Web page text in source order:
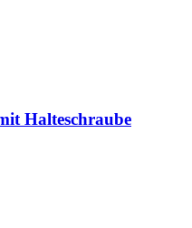
Halteschraube